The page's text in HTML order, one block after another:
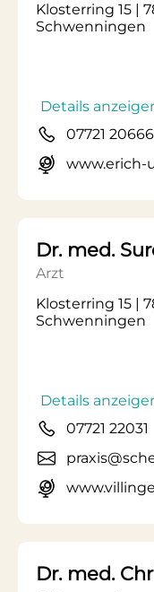
Klosterring 15 |
Schwenningen
Details
07721
www.erich-
Dr. med.
Arzt
Klosterring 15 |
Schwenningen
Details
07721 22031
Dr. med.